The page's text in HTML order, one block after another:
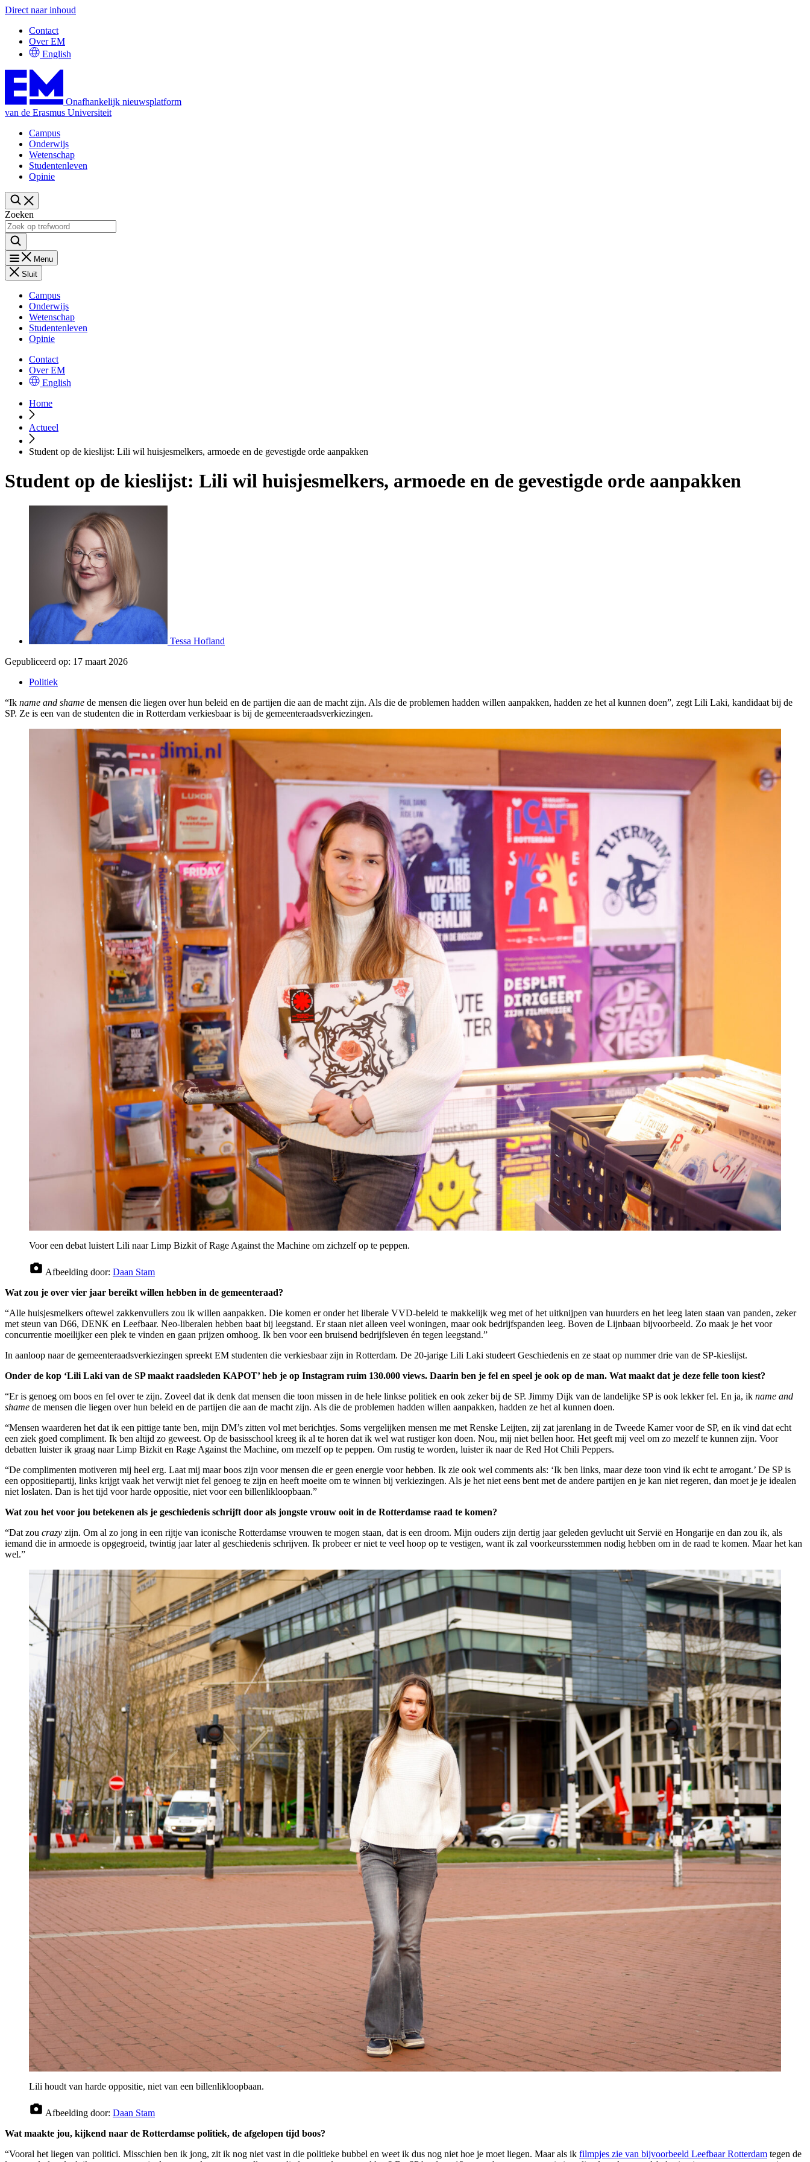
Direct naar inhoud
Contact
Over EM
English
Onafhankelijk nieuwsplatform
van de Erasmus Universiteit
Campus
Onderwijs
Wetenschap
Studentenleven
Opinie
Zoeken
Menu
Sluit
Campus
Onderwijs
Wetenschap
Studentenleven
Opinie
Contact
Over EM
English
Home
Actueel
Student op de kieslijst: Lili wil huisjesmelkers, armoede en de gevestigde orde aanpakken
Student op de kieslijst: Lili wil huisjesmelkers, armoede en de gevestigde orde aanpakken
Tessa Hofland
Gepubliceerd op: 17 maart 2026
Politiek
“Ik name and shame de mensen die liegen over hun beleid en de partijen die aan de macht zijn. Als die de problemen hadden willen aanpakken, hadden ze het al kunnen doen”, zegt Lili Laki, kandidaat bij de
SP. Ze is een van de studenten die in Rotterdam verkiesbaar is bij de gemeenteraadsverkiezingen.
Voor een debat luistert Lili naar Limp Bizkit of Rage Against the Machine om zichzelf op te peppen.
Afbeelding door: Daan Stam
Wat zou je over vier jaar bereikt willen hebben in de gemeenteraad?
“Alle huisjesmelkers oftewel zakkenvullers zou ik willen aanpakken. Die komen er onder het liberale VVD-beleid te makkelijk weg met of het uitknijpen van huurders en het leeg laten staan van panden, zeker
met steun van D66, DENK en Leefbaar. Neo-liberalen hebben baat bij leegstand. Er staan niet alleen veel woningen, maar ook bedrijfspanden leeg. Boven de Lijnbaan bijvoorbeeld. Zo maak je het voor
concurrentie moeilijker een plek te vinden en gaan prijzen omhoog. Ik ben voor een bruisend bedrijfsleven én tegen leegstand.”
In aanloop naar de gemeenteraadsverkiezingen spreekt EM studenten die verkiesbaar zijn in Rotterdam. De 20-jarige Lili Laki studeert Geschiedenis en ze staat op nummer drie van de SP-kieslijst.
Onder de kop ‘Lili Laki van de SP maakt raadsleden KAPOT’ heb je op Instagram ruim 130.000 views. Daarin ben je fel en speel je ook op de man. Wat maakt dat je deze felle toon kiest?
“Er is genoeg om boos en fel over te zijn. Zoveel dat ik denk dat mensen die toon missen in de hele linkse politiek en ook zeker bij de SP. Jimmy Dijk van de landelijke SP is ook lekker fel. En ja, ik name and
shame de mensen die liegen over hun beleid en de partijen die aan de macht zijn. Als die de problemen hadden willen aanpakken, hadden ze het al kunnen doen.
“Mensen waarderen het dat ik een pittige tante ben, mijn DM’s zitten vol met berichtjes. Soms vergelijken mensen me met Renske Leijten, zij zat jarenlang in de Tweede Kamer voor de SP, en ik vind dat echt
een ziek goed compliment. Ik ben altijd zo geweest. Op de basisschool kreeg ik al te horen dat ik wel wat rustiger kon doen. Nou, mij niet bellen hoor. Het geeft mij veel om zo mezelf te kunnen zijn. Voor
debatten luister ik graag naar Limp Bizkit en Rage Against the Machine, om mezelf op te peppen. Om rustig te worden, luister ik naar de Red Hot Chili Peppers.
“De complimenten motiveren mij heel erg. Laat mij maar boos zijn voor mensen die er geen energie voor hebben. Ik zie ook wel comments als: ‘Ik ben links, maar deze toon vind ik echt te arrogant.’ De SP is
een oppositiepartij, links krijgt vaak het verwijt niet fel genoeg te zijn en heeft moeite om te winnen bij verkiezingen. Als je het niet eens bent met de andere partijen en je kan niet regeren, dan moet je je idealen
niet loslaten. Dan is het tijd voor harde oppositie, niet voor een billenlikloopbaan.”
Wat zou het voor jou betekenen als je geschiedenis schrijft door als jongste vrouw ooit in de Rotterdamse raad te komen?
“Dat zou crazy zijn. Om al zo jong in een rijtje van iconische Rotterdamse vrouwen te mogen staan, dat is een droom. Mijn ouders zijn dertig jaar geleden gevlucht uit Servië en Hongarije en dan zou ik, als
iemand die in armoede is opgegroeid, twintig jaar later al geschiedenis schrijven. Ik probeer er niet te veel hoop op te vestigen, want ik zal voorkeursstemmen nodig hebben om in de raad te komen. Maar het kan
wel.”
Lili houdt van harde oppositie, niet van een billenlikloopbaan.
Afbeelding door: Daan Stam
Wat maakte jou, kijkend naar de Rotterdamse politiek, de afgelopen tijd boos?
“Vooral het liegen van politici. Misschien ben ik jong, zit ik nog niet vast in die politieke bubbel en weet ik dus nog niet hoe je moet liegen. Maar als ik filmpjes zie van bijvoorbeeld Leefbaar Rotterdam tegen de